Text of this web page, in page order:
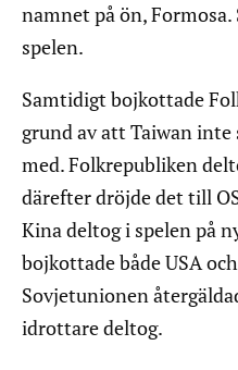
namnet på ön,
spelen.
Samtidigt bojkottade
grund av att Taiwan
med. Folkrepubliken
därefter dröjde det till
Kina deltog i spelen på
bojkottade både USA
Sovjetunionen
idrottare deltog.